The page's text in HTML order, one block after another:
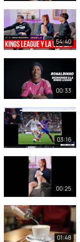
54:40
00:33
03:16
00:25
01:48